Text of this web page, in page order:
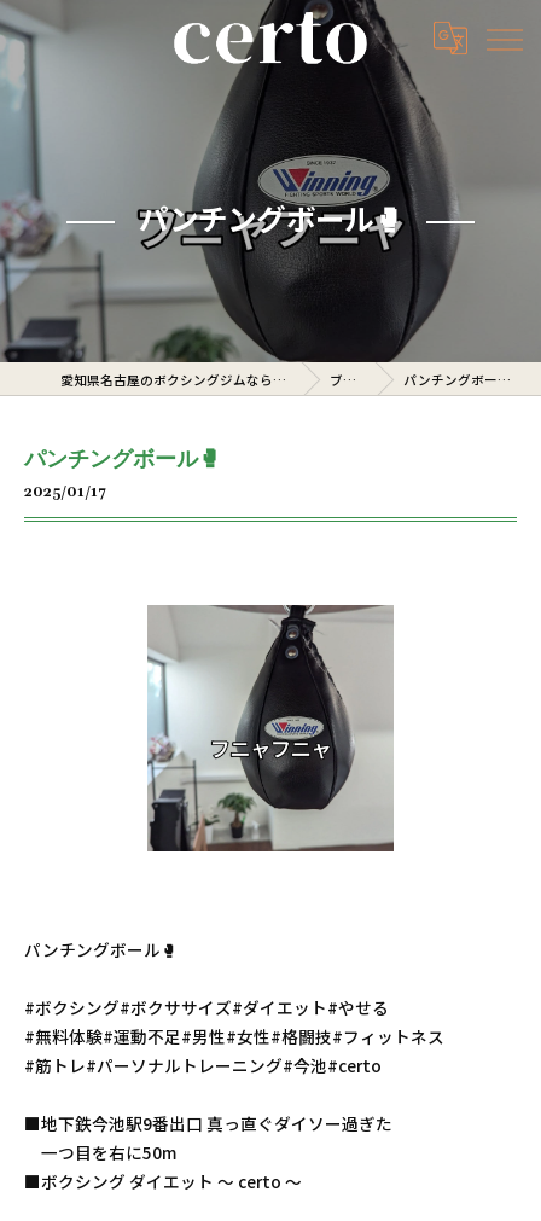
パンチングボール🥊
愛知県名古屋のボクシングジムならcerto ブログ パンチングボール🥊
パンチングボール🥊
2025/01/17
パンチングボール🥊
#ボクシング#ボクササイズ#ダイエット#やせる
#無料体験#運動不足#男性#女性#格闘技#フィットネス
#筋トレ#パーソナルトレーニング#今池#certo
■地下鉄今池駅9番出口 真っ直ぐダイソー過ぎた
一つ目を右に50m
■ボクシング ダイエット 〜 certo 〜